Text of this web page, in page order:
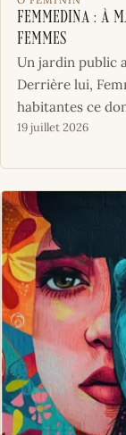
Femmedina : à
femmes
Un jardin public
Derrière lui,
habitantes ce
19 juillet 2026